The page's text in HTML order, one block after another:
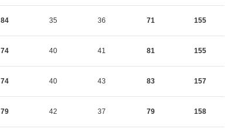
84 35 36 71 155
74 40 41 81 155
74 40 43 83 157
79 42 37 79 158